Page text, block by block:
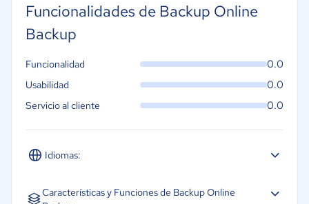
Funcionalidades de Backup Online
Backup
Idiomas:
Español
Funcionalidad 0.0
Usabilidad 0.0
Servicio al cliente 0.0
Características y Funciones de Backup Online